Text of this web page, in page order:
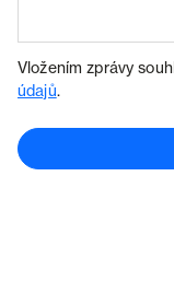
Vložením zprávy
údajů.